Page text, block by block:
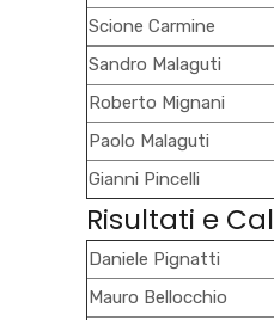
Scione Carmine
Sandro Malaguti
Roberto Mignani
Paolo Malaguti
Gianni Pincelli
Risultati e
Daniele Pignatti
Mauro Bellocchio